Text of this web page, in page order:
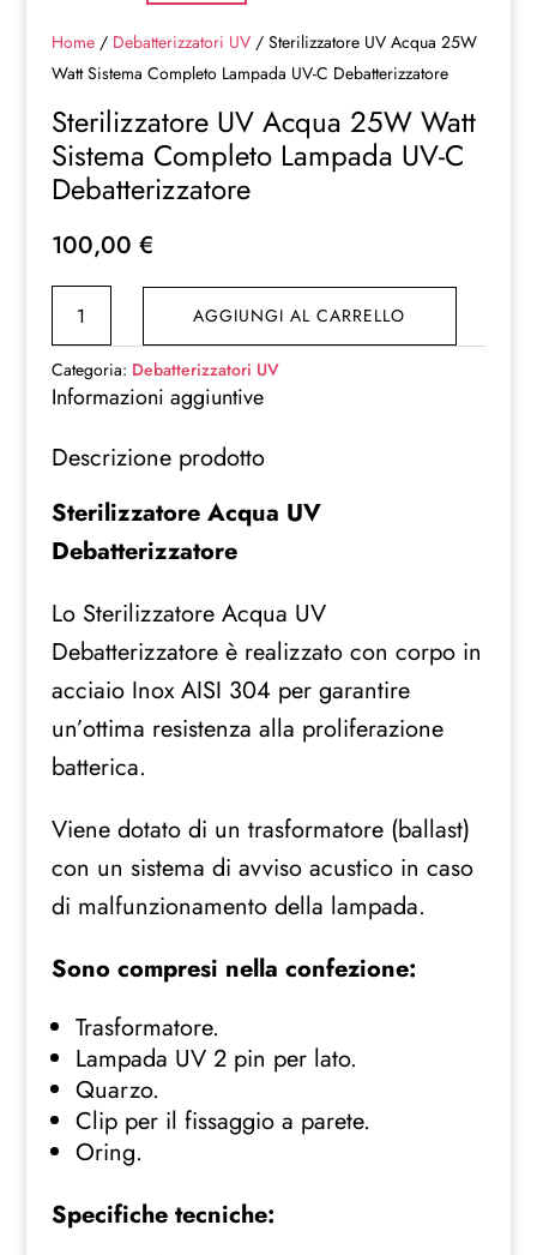
Home/ Debatterizzatori UV/ Sterilizzatore UV Acqua 25W
Watt Sistema Completo Lampada UV-C Debatterizzatore
Sterilizzatore UV Acqua 25W Watt
Sistema Completo Lampada UV-C
Debatterizzatore
100,00 €
Acqua
25W
Sistema
Lampada
UV-
Debatterizzatore
quantità
AGGIUNGI AL CARRELLO
Categoria: Debatterizzatori UV
Informazioni aggiuntive
Descrizione prodotto
Sterilizzatore Acqua UV
Debatterizzatore
Lo Sterilizzatore Acqua UV
Debatterizzatore è realizzato con corpo in
acciaio Inox AISI 304 per garantire
un’ottima resistenza alla proliferazione
batterica.
Viene dotato di un trasformatore (ballast)
con un sistema di avviso acustico in caso
di malfunzionamento della lampada.
Sono compresi nella confezione:
Trasformatore.
Lampada UV 2 pin per lato.
Quarzo.
Clip per il fissaggio a parete.
Oring.
Specifiche tecniche: